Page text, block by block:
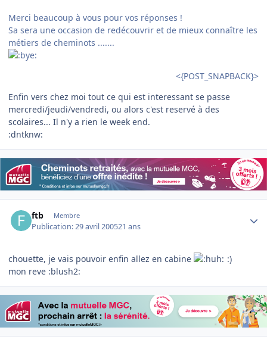
Merci beaucoup à vous pour vos réponses !
Sa sera une occasion de redécouvrir et de mieux connaître les
métiers de cheminots .......
<{POST_SNAPBACK}>
Enfin vers chez moi tout ce qui est interessant se passe
mercredi/jeudi/vendredi, ou alors c'est reservé à des
scolaires... Il n'y a rien le week end.
:dntknw:
ftb Membre
Publication:29 avril 200521 ans
chouette, je vais pouvoir enfin allez en cabine
:)
mon reve :blush2: